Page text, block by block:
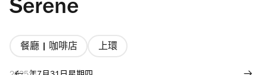
Serene
餐廳 | 咖啡店 上環